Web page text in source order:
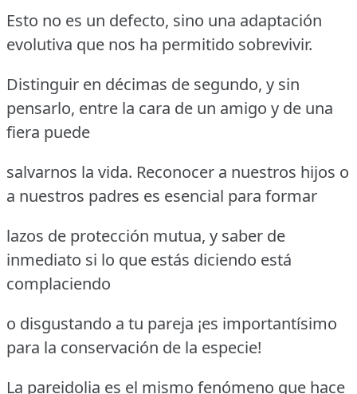
Esto no es un defecto, sino una adaptación
evolutiva que nos ha permitido sobrevivir.
Distinguir en décimas de segundo, y sin
pensarlo, entre la cara de un amigo y de una
fiera puede
salvarnos la vida. Reconocer a nuestros hijos o
a nuestros padres es esencial para formar
lazos de protección mutua, y saber de
inmediato si lo que estás diciendo está
complaciendo
o disgustando a tu pareja ¡es importantísimo
para la conservación de la especie!
La pareidolia es el mismo fenómeno que hace